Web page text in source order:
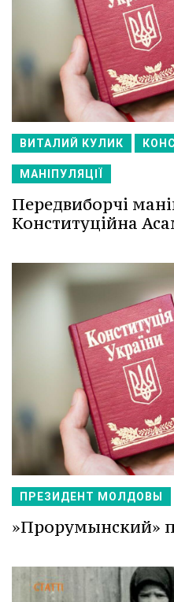
ВИТАЛИЙ КУЛИК
МАНІПУЛЯЦІЇ
Передвиборчі
Конституційна
ПРЕЗИДЕНТ МОЛДОВЫ
»Прорумынский»